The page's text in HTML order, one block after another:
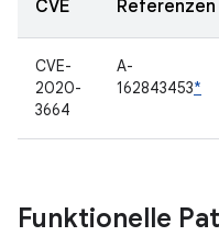
CVE Referenzen
CVE-
2020-
3664
A-
162843453*
Funktionelle